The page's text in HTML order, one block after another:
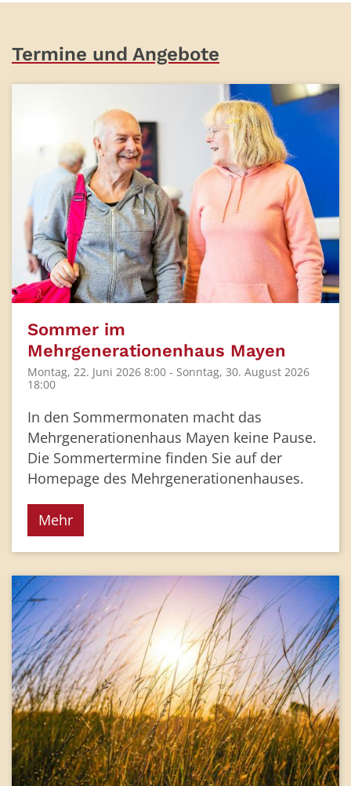
Termine und Angebote
Sommer im
Mehrgenerationenhaus Mayen
Montag, 22. Juni 2026 8:00 - Sonntag, 30. August 2026
18:00
In den Sommermonaten macht das
Mehrgenerationenhaus Mayen keine Pause.
Die Sommertermine finden Sie auf der
Homepage des Mehrgenerationenhauses.
Mehr